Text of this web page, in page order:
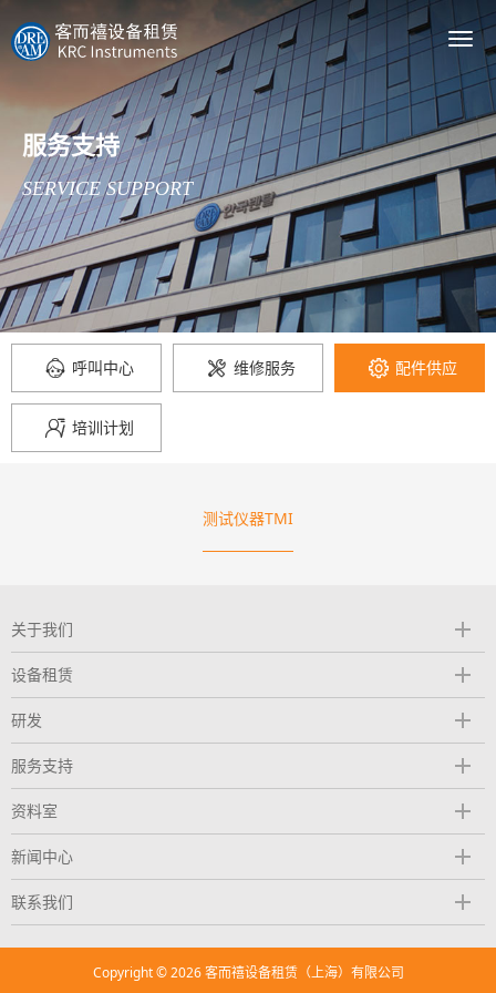
服务支持
SERVICE SUPPORT
 呼叫中心  维修服务  配件供应
 培训计划
测试仪器TMI
关于我们
设备租赁
研发
服务支持
资料室
新闻中心
联系我们
Copyright © 2026 客而禧设备租赁（上海）有限公司